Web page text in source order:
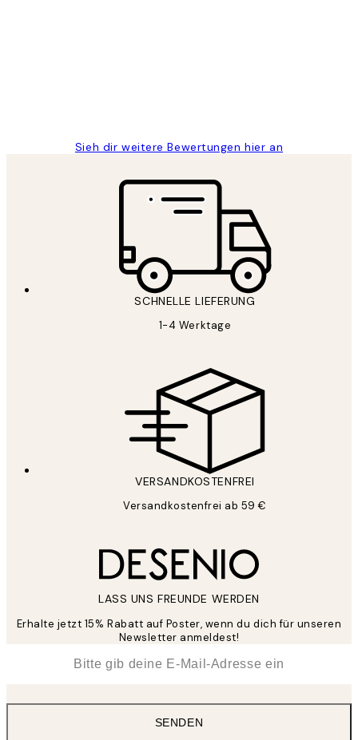
Sieh dir weitere Bewertungen hier an
SCHNELLE LIEFERUNG
1-4 Werktage
VERSANDKOSTENFREI
Versandkostenfrei ab 59 €
LASS UNS FREUNDE WERDEN
Erhalte jetzt 15% Rabatt auf Poster, wenn du dich für unseren
Newsletter anmeldest!
SENDEN